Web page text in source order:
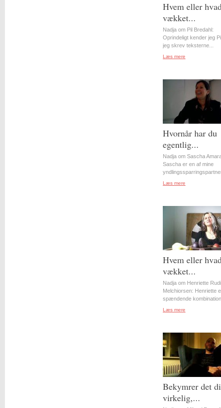
Hvem eller
vækket...
Nadja om Pil Bredahl:
Oprindeligt kender jeg
jeg skrev teksterne...
Læs mere
Hvornår har du
egentlig...
Nadja om Sascha
Sascha er en af mine
Læs mere
Hvem eller
vækket...
Nadja om Henriette Rudi
Melchiorsen: Henriette
spændende
Læs mere
Bekymrer det
virkelig,...